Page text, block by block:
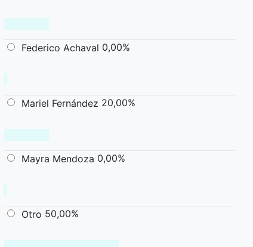
Federico Achaval 0,00%
Mariel Fernández 20,00%
Mayra Mendoza 0,00%
Otro 50,00%